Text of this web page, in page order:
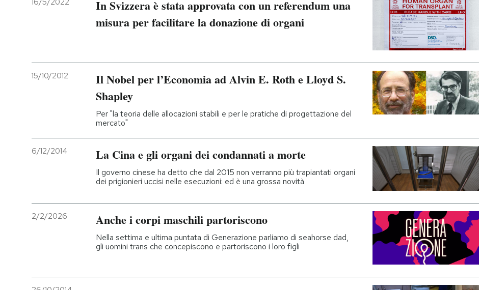
Entra
In Svizzera è stata approvata con un referendum una
misura per facilitare la donazione di organi
15/10/2012
Il Nobel per l’Economia ad Alvin E. Roth e Lloyd S.
Shapley
Per "la teoria delle allocazioni stabili e per le pratiche di progettazione del
mercato"
6/12/2014 La Cina e gli organi dei condannati a morte
Il governo cinese ha detto che dal 2015 non verranno più trapiantati organi
dei prigionieri uccisi nelle esecuzioni: ed è una grossa novità
2/2/2026 Anche i corpi maschili partoriscono
Nella settima e ultima puntata di Generazione parliamo di seahorse dad,
gli uomini trans che concepiscono e partoriscono i loro figli